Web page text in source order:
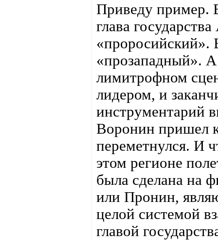
Приведу пример.
глава
«проросийский».
«прозападный». А
лимитрофном
лидером, и
инструментарий
Воронин пришел
переметнулся. И
этом регионе
была сделана на
или Пронин,
целой системой
главой